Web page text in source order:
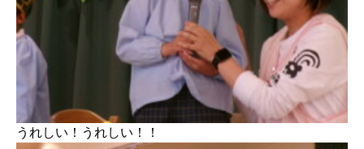
うれしい！うれしい！！